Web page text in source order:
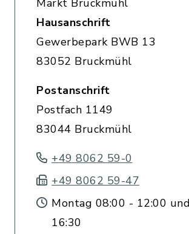
Markt Bruckmühl
Hausanschrift
Gewerbepark BWB 13
83052 Bruckmühl
Postanschrift
Postfach 1149
83044 Bruckmühl
+49 8062 59-0
+49 8062 59-47
Montag 08:00 - 12:00
16:30